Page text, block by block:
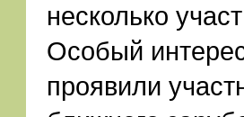
несколько
Особый
проявили